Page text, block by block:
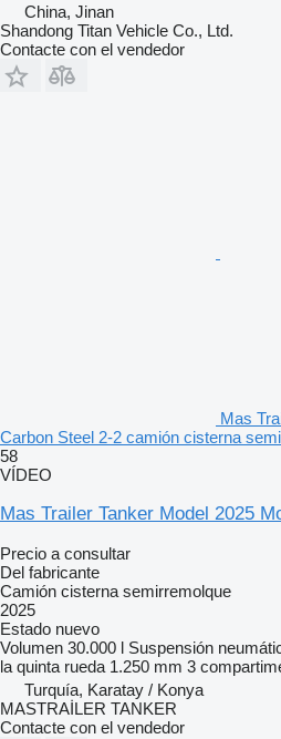
China, Jinan
Shandong Titan Vehicle Co., Ltd.
Contacte con el vendedor
Mas
Carbon Steel 2-2 camión cisterna
58
VÍDEO
Mas Trailer Tanker Model 2025
Precio a consultar
Del fabricante
Camión cisterna semirremolque
2025
Estado nuevo
Volumen 30.000 l Suspensión
la quinta rueda 1.250 mm 3
Turquía, Karatay / Konya
MASTRAİLER TANKER
Contacte con el vendedor